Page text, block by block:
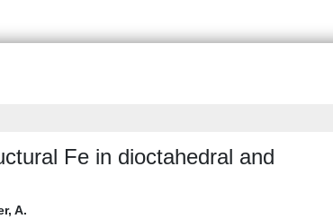
Fe in dioctahedral and
A.